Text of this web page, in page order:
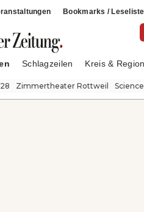
Bookmarks / Leseliste
Schlagzeilen Kreis & Region
Zimmertheater Rottweil